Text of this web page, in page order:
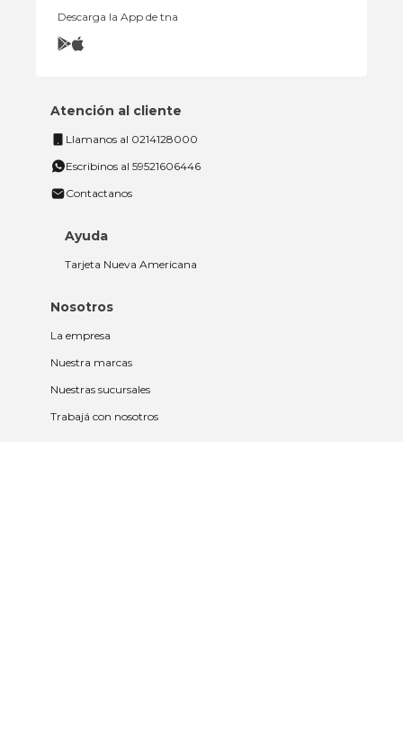
Descarga la App de tna
Atención al cliente
Llamanos al 0214128000
Escribinos al 59521606446
Contactanos
Ayuda
Tarjeta Nueva Americana
Nosotros
La empresa
Nuestra marcas
Nuestras sucursales
Trabajá con nosotros